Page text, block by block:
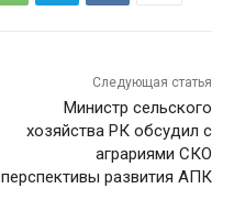
Следующая статья
Министр сельского
хозяйства РК обсудил с
аграриями СКО
перспективы развития АПК